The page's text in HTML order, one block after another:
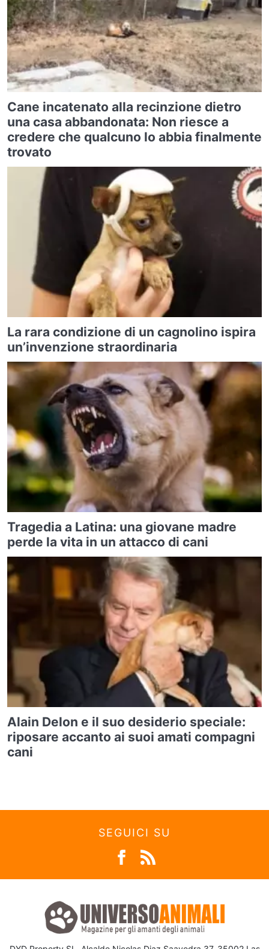
Cane incatenato alla recinzione dietro
una casa abbandonata: Non riesce a
credere che qualcuno lo abbia finalmente
trovato
La rara condizione di un cagnolino ispira
un’invenzione straordinaria
Tragedia a Latina: una giovane madre
perde la vita in un attacco di cani
Alain Delon e il suo desiderio speciale:
riposare accanto ai suoi amati compagni
cani
SEGUICI SU